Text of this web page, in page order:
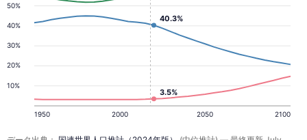
10%
20%
30%
40%
50%
1950 2000 2050 2100
40.3%
3.5%